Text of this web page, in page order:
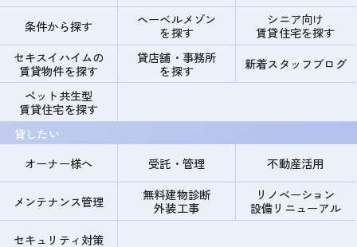
条件から探す
ヘーベルメゾン
を探す
シニア向け
賃貸住宅を探す
セキスイハイムの
賃貸物件を探す
貸店舗・事務所
を探す
新着スタッフブログ
ペット共生型
賃貸住宅を探す
貸したい
オーナー様へ
受託・管理 不動産活用
メンテナンス管理
無料建物診断
外装工事
リノベーション
設備リニューアル
セキュリティ対策